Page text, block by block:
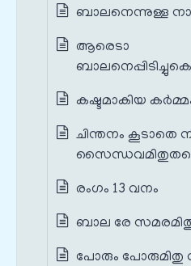
ബാലനെന്നുള്ള
ആരെടാ
കഷ്ടമാകിയ
ചിന്തനം കൂടാതെ
രംഗം 13 വനം
ബാല രേ
പോരും പോരുമിതു